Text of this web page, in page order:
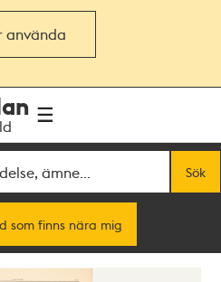
använda
Sök
som finns nära mig